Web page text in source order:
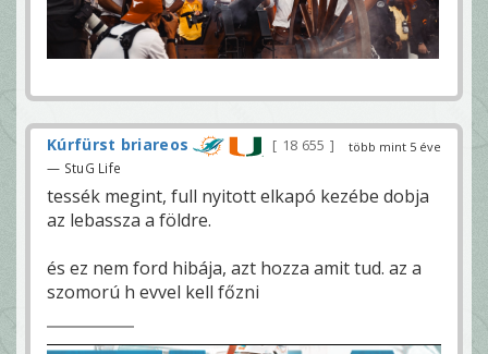
több mint 5 éve
Kúrfürst briareos 18 655
— StuG Life
tessék megint, full nyitott elkapó kezébe dobja
az lebassza a földre.
és ez nem ford hibája, azt hozza amit tud. az a
szomorú h evvel kell főzni